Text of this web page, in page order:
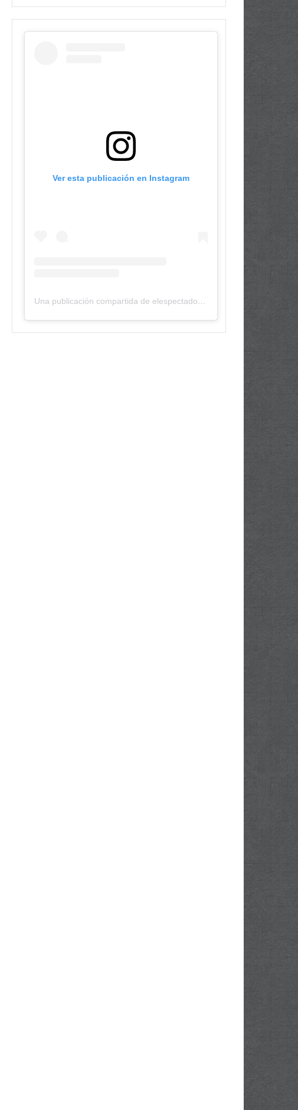
Ver esta publicación en Instagram
Una publicación compartida de elespectadordepanama (@elespectadordepanama)